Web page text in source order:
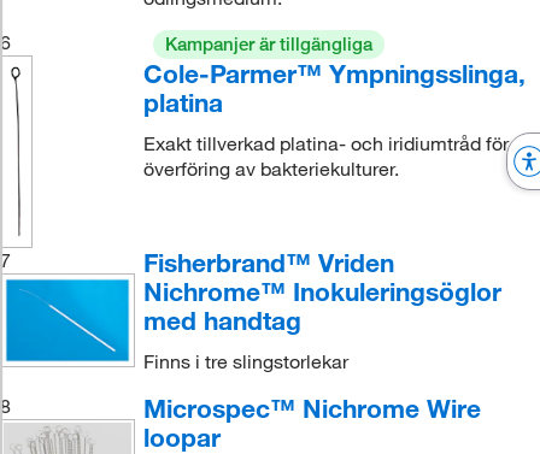
6
Kampanjer är tillgängliga
Cole-Parmer™ Ympningsslinga,
platina
Exakt tillverkad platina- och iridiumtråd för
överföring av bakteriekulturer.
7
Fisherbrand™ Vriden
Nichrome™ Inokuleringsöglor
med handtag
Finns i tre slingstorlekar
8
Microspec™ Nichrome Wire
loopar